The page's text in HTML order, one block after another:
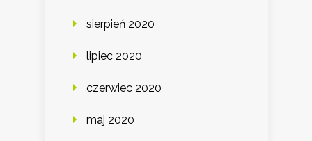
sierpień 2020
lipiec 2020
czerwiec 2020
maj 2020